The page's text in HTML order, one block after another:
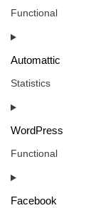
Functional
Automattic
Statistics
WordPress
Functional
Facebook